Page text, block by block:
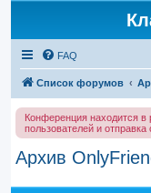
FAQ
Список форумов
Конференция находится в
пользователей и
Архив